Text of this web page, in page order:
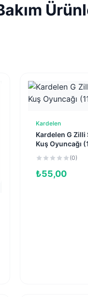
Kardelen
Kardelen G Zilli
Kuş Oyuncağı
(0)
₺55,00